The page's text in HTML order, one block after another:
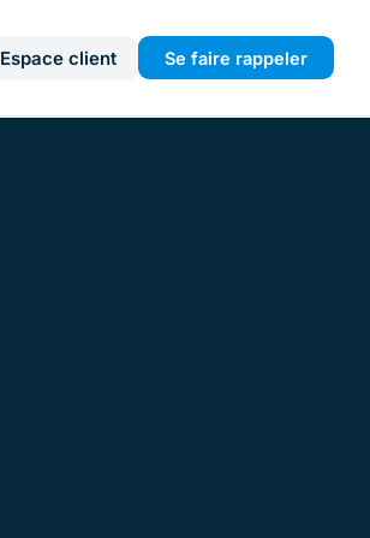
Espace client Se faire rappeler